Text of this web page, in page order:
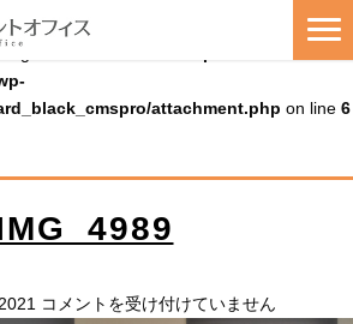
offset 0 in
attachment.php on line 6
IMG_4989
コメントを受け付けていません